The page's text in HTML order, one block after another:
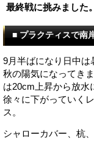
最終戦に挑みました。
■ プラクティスで南
9月半ばになり日中は
秋の陽気になってき
は20cm上昇から放水
徐々に下がっていく
ス。
シャローカバー、杭